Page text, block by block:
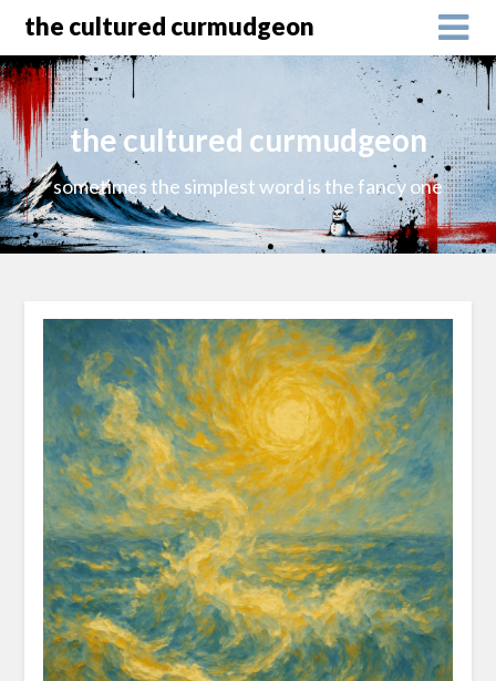
the cultured curmudgeon
the cultured curmudgeon
sometimes the simplest word is the fancy one